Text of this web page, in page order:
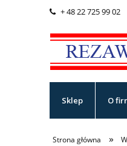
 + 48 22 725 99 02
Sklep O
Strona główna »